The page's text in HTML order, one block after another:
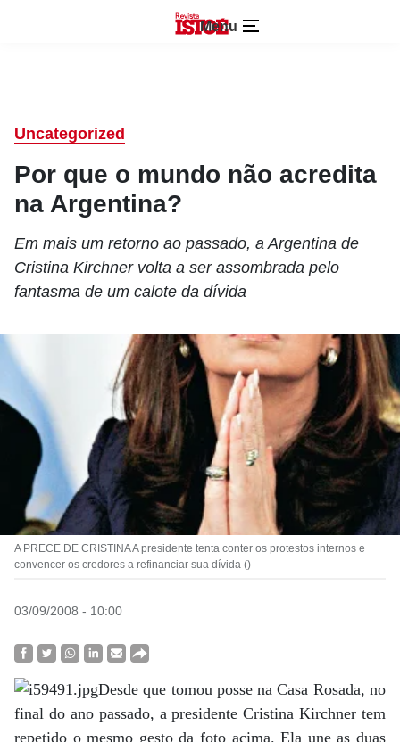
Menu
Uncategorized
Por que o mundo não acredita
na Argentina?
Em mais um retorno ao passado, a Argentina de
Cristina Kirchner volta a ser assombrada pelo
fantasma de um calote da dívida
A PRECE DE CRISTINA A presidente tenta conter os protestos internos e
convencer os credores a refinanciar sua dívida ()
03/09/2008 - 10:00
Desde que tomou posse na Casa Rosada, no
final do ano passado, a presidente Cristina Kirchner tem
repetido o mesmo gesto da foto acima. Ela une as duas